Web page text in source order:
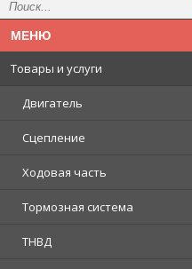
Товары и услуги
Двигатель
Сцепление
Ходовая часть
Тормозная система
ТНВД